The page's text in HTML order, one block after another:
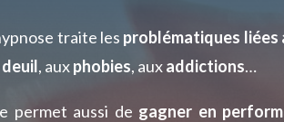
traite les problématiques liées
deuil, auxphobies, auxaddictions…
permet aussi de gagner en